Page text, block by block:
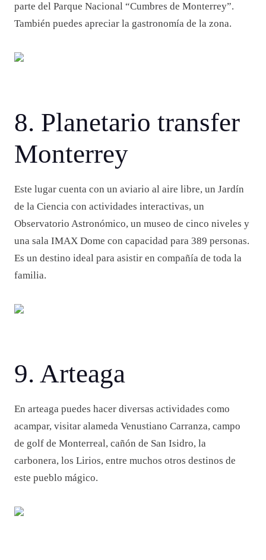
parte del Parque Nacional “Cumbres de Monterrey”.
También puedes apreciar la gastronomía de la zona.
8. Planetario transfer
Monterrey
Este lugar cuenta con un aviario al aire libre, un Jardín
de la Ciencia con actividades interactivas, un
Observatorio Astronómico, un museo de cinco niveles y
una sala IMAX Dome con capacidad para 389 personas.
Es un destino ideal para asistir en compañía de toda la
familia.
9. Arteaga
En arteaga puedes hacer diversas actividades como
acampar, visitar alameda Venustiano Carranza, campo
de golf de Monterreal, cañón de San Isidro, la
carbonera, los Lirios, entre muchos otros destinos de
este pueblo mágico.